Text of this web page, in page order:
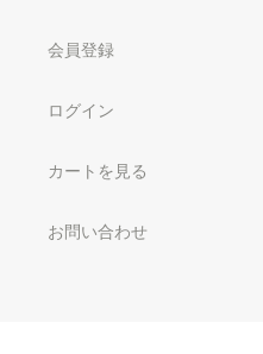
会員登録
ログイン
カートを見る
お問い合わせ